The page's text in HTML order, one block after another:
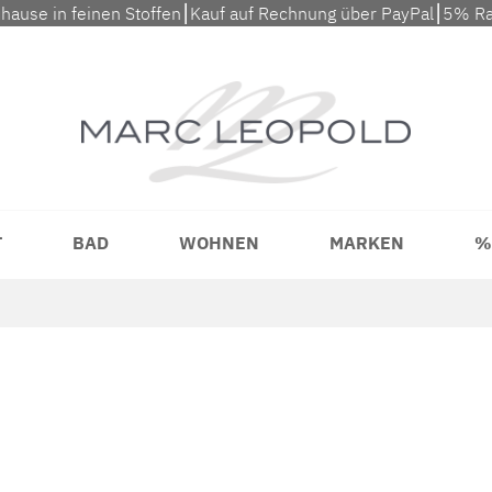
in feinen Stoffen⎮Kauf auf Rechnung über PayPal⎮5%
BAD WOHNEN MARKEN